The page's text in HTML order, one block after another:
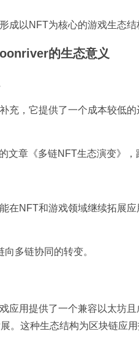
成以NFT为核心的游戏生态结
的生态意义
充，它提供了一个成本较低
文章《多链NFT生态演变》，
在NFT和游戏领域继续拓展
多链协同的转变。
应用提供了一个兼容以太坊
。这种生态结构为区块链应